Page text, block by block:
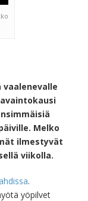
Melko
ilmestyvät
viikolla.
.
yöpilvet